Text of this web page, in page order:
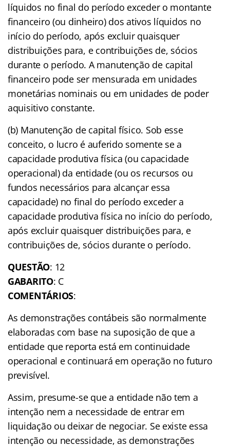
líquidos no final do período exceder o montante
financeiro (ou dinheiro) dos ativos líquidos no
início do período, após excluir quaisquer
distribuições para, e contribuições de, sócios
durante o período. A manutenção de capital
financeiro pode ser mensurada em unidades
monetárias nominais ou em unidades de poder
aquisitivo constante.
(b) Manutenção de capital físico. Sob esse
conceito, o lucro é auferido somente se a
capacidade produtiva física (ou capacidade
operacional) da entidade (ou os recursos ou
fundos necessários para alcançar essa
capacidade) no final do período exceder a
capacidade produtiva física no início do período,
após excluir quaisquer distribuições para, e
contribuições de, sócios durante o período.
QUESTÃO: 12
GABARITO: C
COMENTÁRIOS:
As demonstrações contábeis são normalmente
elaboradas com base na suposição de que a
entidade que reporta está em continuidade
operacional e continuará em operação no futuro
previsível.
Assim, presume-se que a entidade não tem a
intenção nem a necessidade de entrar em
liquidação ou deixar de negociar. Se existe essa
intenção ou necessidade, as demonstrações